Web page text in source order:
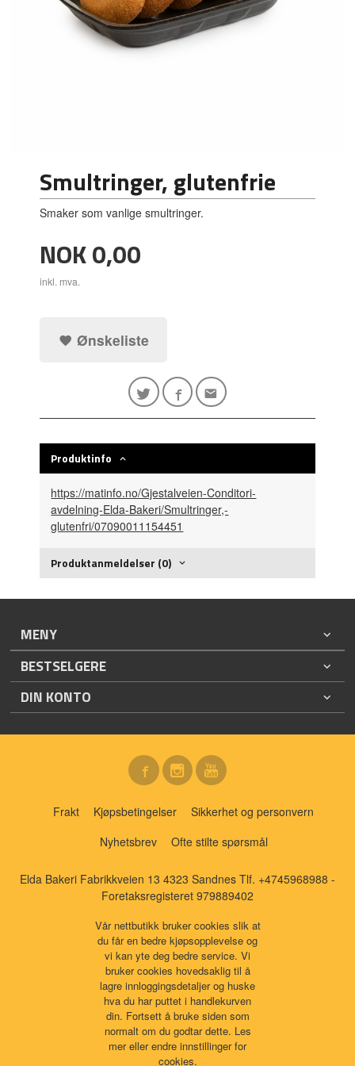
Smultringer, glutenfrie
Smaker som vanlige smultringer.
Pris
NOK0,00
inkl. mva.
Ønskeliste
Produktinfo
https://matinfo.no/Gjestalveien-Conditori-
avdelning-Elda-Bakeri/Smultringer,-
glutenfri/07090011154451
Produktanmeldelser (0)
MENY
BESTSELGERE
DIN KONTO
Frakt Kjøpsbetingelser
Sikkerhet og personvern
Nyhetsbrev
Ofte stilte spørsmål
Elda Bakeri Fabrikkveien 13 4323 Sandnes Tlf. +4745968988 -
Foretaksregisteret 979889402
Vår nettbutikk bruker cookies slik at
du får en bedre kjøpsopplevelse og
vi kan yte deg bedre service. Vi
bruker cookies hovedsaklig til å
lagre innloggingsdetaljer og huske
hva du har puttet i handlekurven
din. Fortsett å bruke siden som
normalt om du godtar dette. Les
merellerendre innstillinger for
cookies.